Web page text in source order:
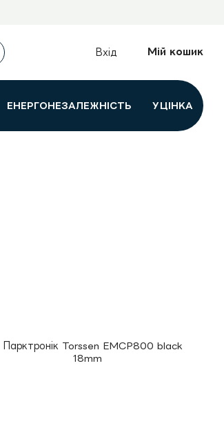
Вхід Мій кошик
ЕНЕРГОНЕЗАЛЕЖНІСТЬ УЦІНКА